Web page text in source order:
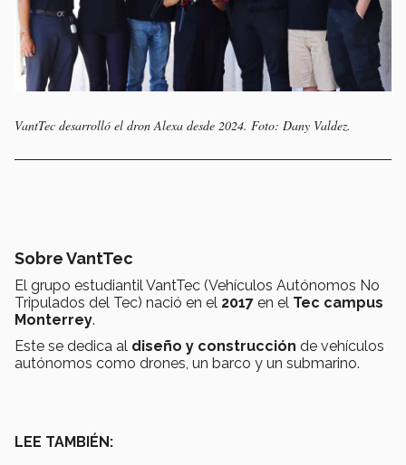
VantTec desarrolló el dronAlexa desde 2024. Foto: Dany Valdez.
Sobre VantTec
El grupo estudiantil VantTec (Vehículos Autónomos No
Tripulados del Tec) nació en el 2017 en el Tec campus
Monterrey.
Este se dedica al diseño y construcción de vehículos
autónomos como drones, un barco y un submarino.
LEE TAMBIÉN: